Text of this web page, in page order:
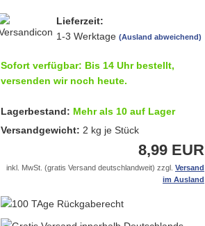
Lieferzeit:
1-3 Werktage (Ausland abweichend)
Sofort verfügbar: Bis 14 Uhr bestellt,
versenden wir noch heute.
Lagerbestand: Mehr als 10 auf Lager
Versandgewicht: 2 kg je Stück
8,99 EUR
inkl. MwSt. (gratis Versand deutschlandweit) zzgl. Versand
im Ausland